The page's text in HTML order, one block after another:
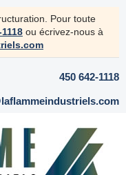
Pour toute
ou écrivez-nous à
450 642-1118